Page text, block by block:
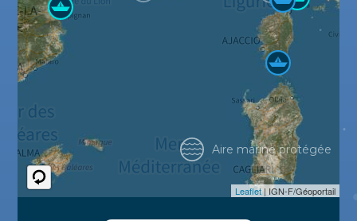
Leaflet| IGN-F/Géoportail
Aire marine protégée